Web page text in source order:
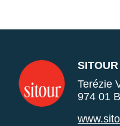
Terézie
974 01